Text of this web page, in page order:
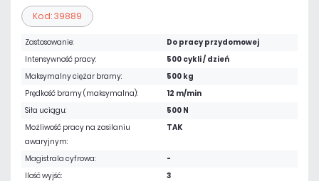
Kod: 39889
Zastosowanie:
Do pracy przydomowej
Intensywność pracy:
500 cykli / dzień
Maksymalny ciężar bramy:
500 kg
Prędkość bramy (maksymalna):
12 m/min
Siła uciągu:
500 N
Możliwość pracy na zasilaniu
awaryjnym:
TAK
Magistrala cyfrowa:
-
Ilość wyjść:
3